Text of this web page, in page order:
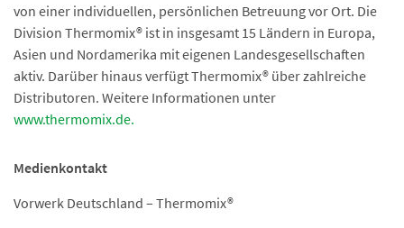
von einer individuellen, persönlichen Betreuung vor Ort. Die
Division Thermomix® ist in insgesamt 15 Ländern in Europa,
Asien und Nordamerika mit eigenen Landesgesellschaften
aktiv. Darüber hinaus verfügt Thermomix® über zahlreiche
Distributoren. Weitere Informationen unter
www.thermomix.de.
Medienkontakt
Vorwerk Deutschland – Thermomix®